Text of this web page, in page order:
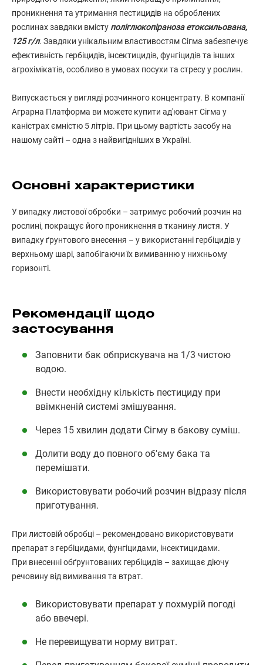
проникнення та утримання пестицидів на оброблених
рослинах завдяки вмісту поліглюкопіраноза етоксильована,
125 г/л. Завдяки унікальним властивостям Сігма забезпечує
ефективність гербіцидів, інсектицидів, фунгіцидів та інших
агрохімікатів, особливо в умовах посухи та стресу у рослин.
Випускається у вигляді розчинного концентрату. В компанії
Аграрна Платформа ви можете купити ад'ювант Сігма у
каністрах ємністю 5 літрів. При цьому вартість засобу на
нашому сайті – одна з найвигідніших в Україні.
Основні характеристики
У випадку листової обробки – затримує робочий розчин на
рослині, покращує його проникнення в тканину листя. У
випадку ґрунтового внесення – у використанні гербіцидів у
верхньому шарі, запобігаючи їх вимиванню у нижньому
горизонті.
Рекомендації щодо
застосування
Заповнити бак обприскувача на 1/3 чистою
водою.
Внести необхідну кількість пестициду при
ввімкненій системі змішування.
Через 15 хвилин додати Сігму в бакову суміш.
Долити воду до повного об'єму бака та
перемішати.
Використовувати робочий розчин відразу після
приготування.
При листовій обробці – рекомендовано використовувати
препарат з гербіцидами, фунгіцидами, інсектицидами.
При внесенні обґрунтованих гербіцидів – захищає діючу
речовину від вимивання та втрат.
Використовувати препарат у похмурій погоді
або ввечері.
Не перевищувати норму витрат.